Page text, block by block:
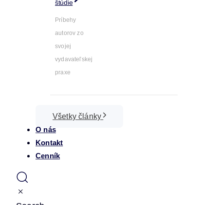
štúdie
Príbehy
autorov zo
svojej
vydavateľskej
praxe
Všetky články
O nás
Kontakt
Cenník